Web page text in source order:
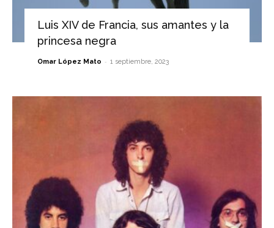
Luis XIV de Francia, sus amantes y la
princesa negra
Omar López Mato - 1 septiembre, 2023